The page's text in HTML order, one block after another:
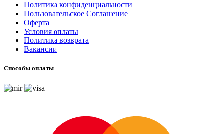
Политика конфиденциальности
Пользовательское Соглашение
Оферта
Условия оплаты
Политика возврата
Вакансии
Способы оплаты